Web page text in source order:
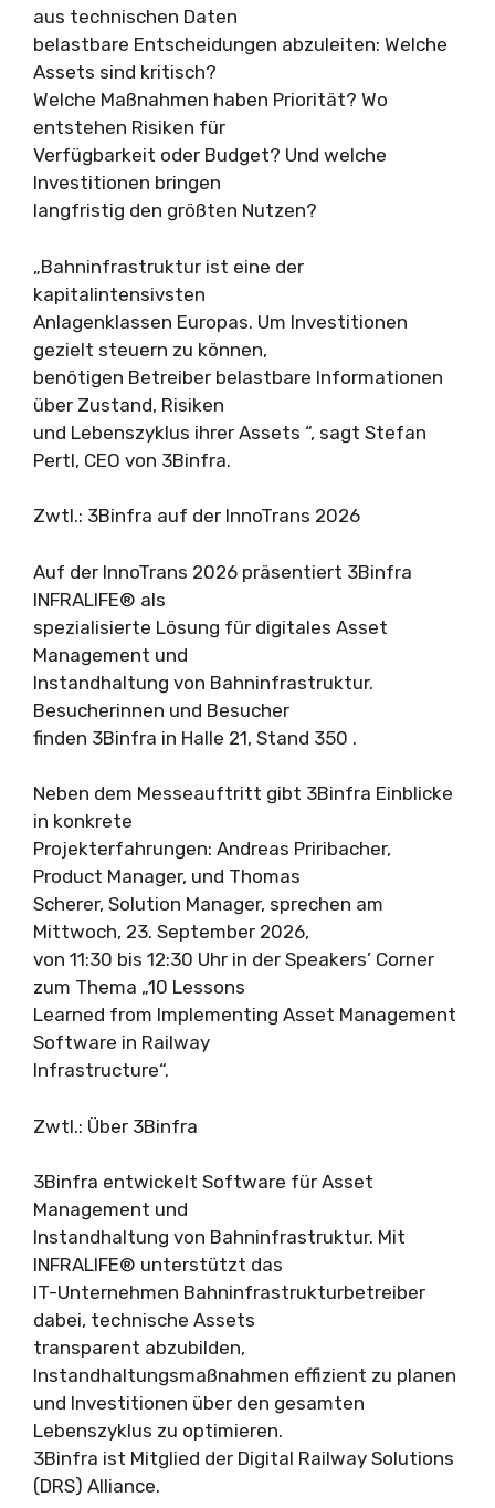
aus technischen Daten
belastbare Entscheidungen abzuleiten: Welche
Assets sind kritisch?
Welche Maßnahmen haben Priorität? Wo
entstehen Risiken für
Verfügbarkeit oder Budget? Und welche
Investitionen bringen
langfristig den größten Nutzen?
„Bahninfrastruktur ist eine der
kapitalintensivsten
Anlagenklassen Europas. Um Investitionen
gezielt steuern zu können,
benötigen Betreiber belastbare Informationen
über Zustand, Risiken
und Lebenszyklus ihrer Assets “, sagt Stefan
Pertl, CEO von 3Binfra.
Zwtl.: 3Binfra auf der InnoTrans 2026
Auf der InnoTrans 2026 präsentiert 3Binfra
INFRALIFE® als
spezialisierte Lösung für digitales Asset
Management und
Instandhaltung von Bahninfrastruktur.
Besucherinnen und Besucher
finden 3Binfra in Halle 21, Stand 350 .
Neben dem Messeauftritt gibt 3Binfra Einblicke
in konkrete
Projekterfahrungen: Andreas Priribacher,
Product Manager, und Thomas
Scherer, Solution Manager, sprechen am
Mittwoch, 23. September 2026,
von 11:30 bis 12:30 Uhr in der Speakers’ Corner
zum Thema „10 Lessons
Learned from Implementing Asset Management
Software in Railway
Infrastructure“.
Zwtl.: Über 3Binfra
3Binfra entwickelt Software für Asset
Management und
Instandhaltung von Bahninfrastruktur. Mit
INFRALIFE® unterstützt das
IT-Unternehmen Bahninfrastrukturbetreiber
dabei, technische Assets
transparent abzubilden,
Instandhaltungsmaßnahmen effizient zu planen
und Investitionen über den gesamten
Lebenszyklus zu optimieren.
3Binfra ist Mitglied der Digital Railway Solutions
(DRS) Alliance.